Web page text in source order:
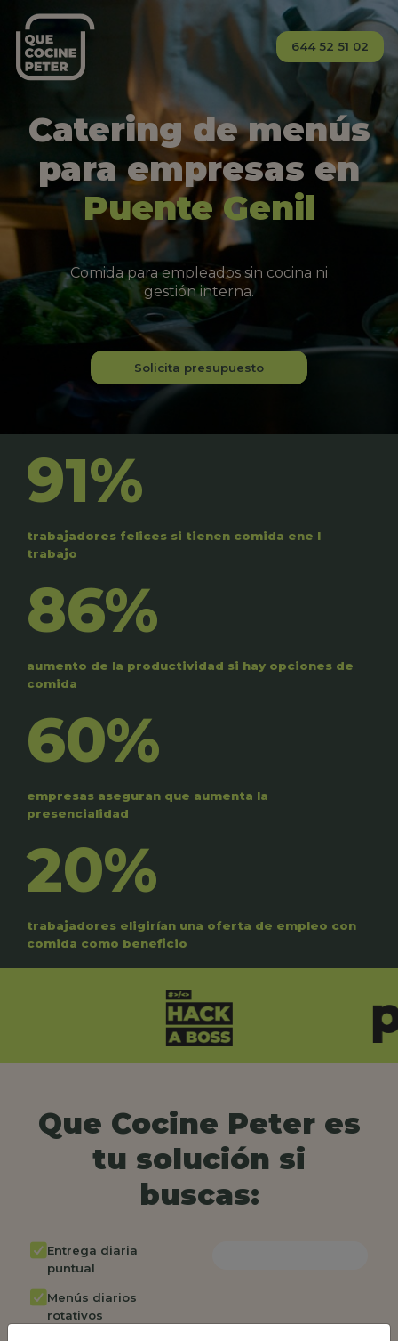
644 52 51 02
Catering de menús
para empresas en
Puente Genil
Comida para empleados sin cocina ni
gestión interna.
Solicita presupuesto
91%
trabajadores felices si tienen comida ene l
trabajo
86%
aumento de la productividad si hay opciones de
comida
60%
empresas aseguran que aumenta la
presencialidad
20%
trabajadores eligirían una oferta de empleo con
comida como beneficio
Que Cocine Peter es
tu solución si
buscas:
Entrega diaria
puntual
Menús diarios
rotativos